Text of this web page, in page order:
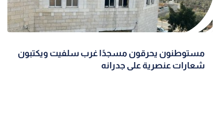
مستوطنون يحرقون مسجدًا غرب سلفيت ويكتبون
شعارات عنصرية على جدرانه